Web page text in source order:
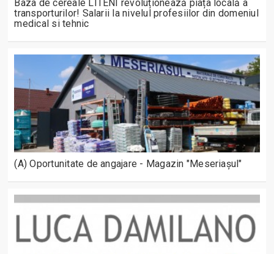
Baza de cereale LITENI revoluționează piața locală a
transporturilor! Salarii la nivelul profesiilor din domeniul
medical si tehnic
(A) Oportunitate de angajare - Magazin "Meseriașul"